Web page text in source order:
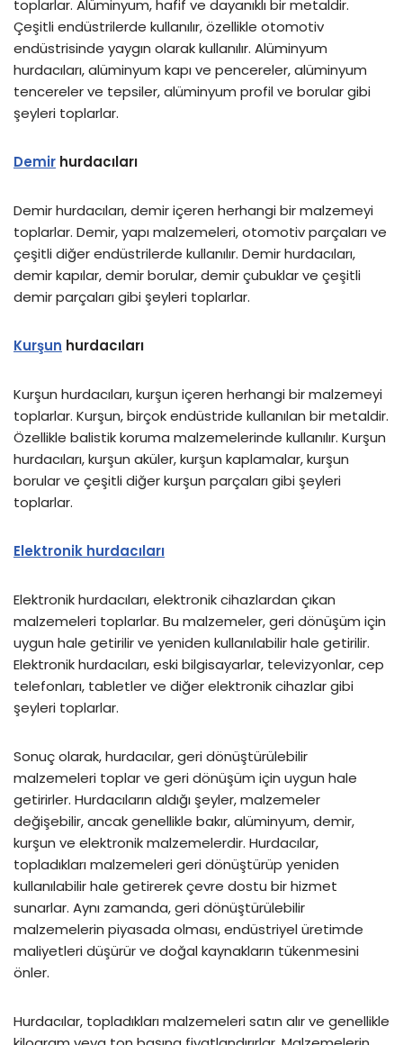
toplarlar. Alüminyum, hafif ve dayanıklı bir metaldir.
Çeşitli endüstrilerde kullanılır, özellikle otomotiv
endüstrisinde yaygın olarak kullanılır. Alüminyum
hurdacıları, alüminyum kapı ve pencereler, alüminyum
tencereler ve tepsiler, alüminyum profil ve borular gibi
şeyleri toplarlar.
Demir hurdacıları
Demir hurdacıları, demir içeren herhangi bir malzemeyi
toplarlar. Demir, yapı malzemeleri, otomotiv parçaları ve
çeşitli diğer endüstrilerde kullanılır. Demir hurdacıları,
demir kapılar, demir borular, demir çubuklar ve çeşitli
demir parçaları gibi şeyleri toplarlar.
Kurşun hurdacıları
Kurşun hurdacıları, kurşun içeren herhangi bir malzemeyi
toplarlar. Kurşun, birçok endüstride kullanılan bir metaldir.
Özellikle balistik koruma malzemelerinde kullanılır. Kurşun
hurdacıları, kurşun aküler, kurşun kaplamalar, kurşun
borular ve çeşitli diğer kurşun parçaları gibi şeyleri
toplarlar.
Elektronik hurdacıları
Elektronik hurdacıları, elektronik cihazlardan çıkan
malzemeleri toplarlar. Bu malzemeler, geri dönüşüm için
uygun hale getirilir ve yeniden kullanılabilir hale getirilir.
Elektronik hurdacıları, eski bilgisayarlar, televizyonlar, cep
telefonları, tabletler ve diğer elektronik cihazlar gibi
şeyleri toplarlar.
Sonuç olarak, hurdacılar, geri dönüştürülebilir
malzemeleri toplar ve geri dönüşüm için uygun hale
getirirler. Hurdacıların aldığı şeyler, malzemeler
değişebilir, ancak genellikle bakır, alüminyum, demir,
kurşun ve elektronik malzemelerdir. Hurdacılar,
topladıkları malzemeleri geri dönüştürüp yeniden
kullanılabilir hale getirerek çevre dostu bir hizmet
sunarlar. Aynı zamanda, geri dönüştürülebilir
malzemelerin piyasada olması, endüstriyel üretimde
maliyetleri düşürür ve doğal kaynakların tükenmesini
önler.
Hurdacılar, topladıkları malzemeleri satın alır ve genellikle